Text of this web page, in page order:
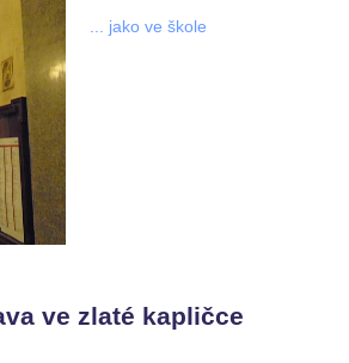
... jako ve škole
ve zlaté kapličce